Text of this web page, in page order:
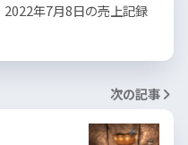
2022年7月8日の売上記録
次の記事